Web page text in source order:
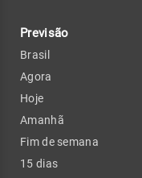
Previsão
Brasil
Agora
Hoje
Amanhã
Fim de semana
15 dias